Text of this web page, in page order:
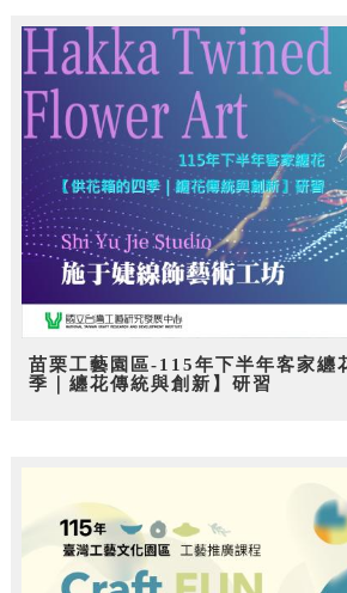
苗栗工藝園區-115年下半年客家纏
季｜纏花傳統與創新】研習